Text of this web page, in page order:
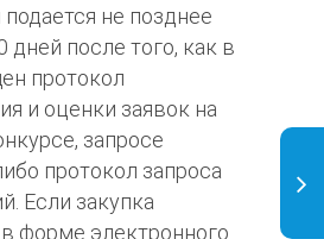
не позднее
дней после того, как в
протокол
и оценки заявок на
запросе
протокол запроса
Если закупка
форме электронного